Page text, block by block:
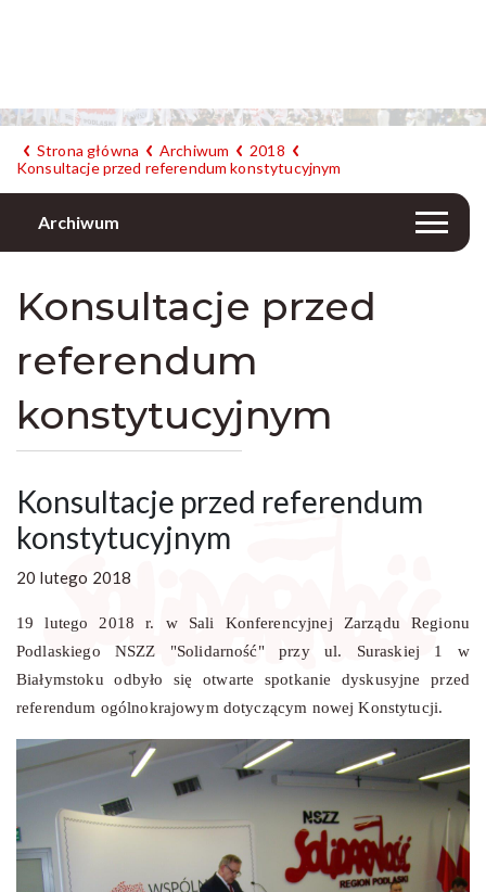
Strona główna Archiwum
2018
Konsultacje przed referendum konstytucyjnym
Archiwum
Konsultacje przed
referendum
konstytucyjnym
Konsultacje przed referendum
konstytucyjnym
20 lutego 2018
19 lutego 2018 r. w Sali Konferencyjnej Zarządu Regionu
Podlaskiego NSZZ "Solidarność" przy ul. Suraskiej 1 w
Białymstoku odbyło się otwarte spotkanie dyskusyjne przed
referendum ogólnokrajowym dotyczącym nowej Konstytucji.